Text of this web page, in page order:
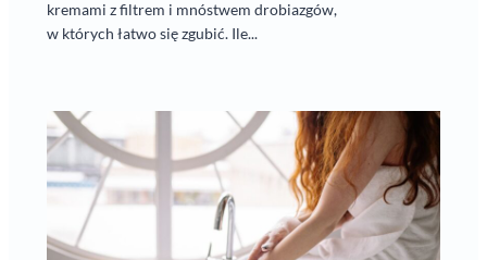
kremami z filtrem i mnóstwem drobiazgów,
w których łatwo się zgubić. Ile...